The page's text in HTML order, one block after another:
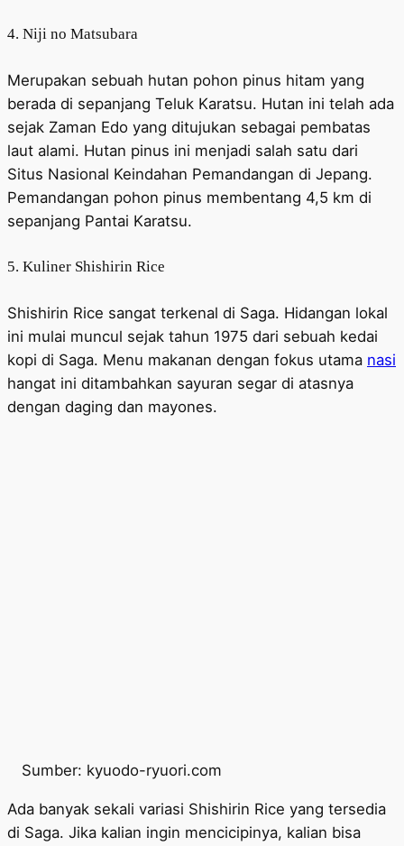
4. Niji no Matsubara
Merupakan sebuah hutan pohon pinus hitam yang
berada di sepanjang Teluk Karatsu. Hutan ini telah ada
sejak Zaman Edo yang ditujukan sebagai pembatas
laut alami. Hutan pinus ini menjadi salah satu dari
Situs Nasional Keindahan Pemandangan di Jepang.
Pemandangan pohon pinus membentang 4,5 km di
sepanjang Pantai Karatsu.
5. Kuliner Shishirin Rice
Shishirin Rice sangat terkenal di Saga. Hidangan lokal
ini mulai muncul sejak tahun 1975 dari sebuah kedai
kopi di Saga. Menu makanan dengan fokus utama nasi
hangat ini ditambahkan sayuran segar di atasnya
dengan daging dan mayones.
Sumber: kyuodo-ryuori.com
Ada banyak sekali variasi Shishirin Rice yang tersedia
di Saga. Jika kalian ingin mencicipinya, kalian bisa